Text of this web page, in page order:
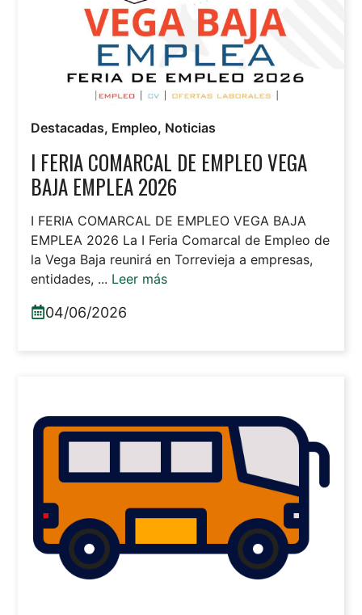
Destacadas, Empleo, Noticias
I FERIA COMARCAL DE EMPLEO VEGA
BAJA EMPLEA 2026
I FERIA COMARCAL DE EMPLEO VEGA BAJA
EMPLEA 2026 La I Feria Comarcal de Empleo de
la Vega Baja reunirá en Torrevieja a empresas,
entidades, ... Leer más
04/06/2026